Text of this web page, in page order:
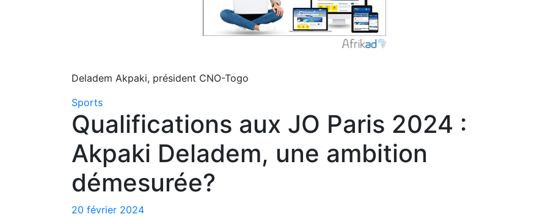
Deladem Akpaki, président CNO-Togo
Sports
Qualifications aux JO Paris 2024 :
Akpaki Deladem, une ambition
démesurée?
20 février 2024